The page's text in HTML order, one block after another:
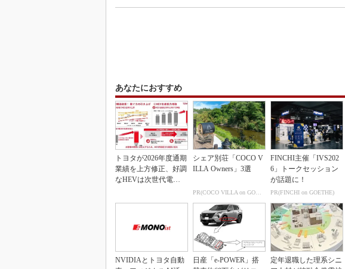
あなたにおすすめ
トヨタが2026年度通期
業績を上方修正、好調
なHEVは次世代電池
シェア別荘「COCO V
ILLA Owners」3選
PR(COCO VILLA on GOETHE)
FINCHI主催「IVS202
6」トークセッション
が話題に！
PR(FINCHI on GOETHE)
NVIDIAとトヨタ自動
日産「e-POWER」搭
定年退職した理系シニ